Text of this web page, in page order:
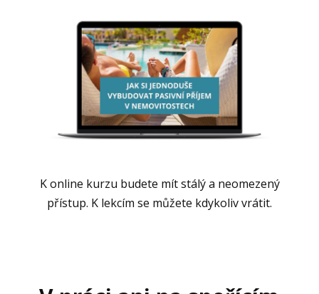
K online kurzu budete mít stálý a neomezený
přístup. K lekcím se můžete kdykoliv vrátit.